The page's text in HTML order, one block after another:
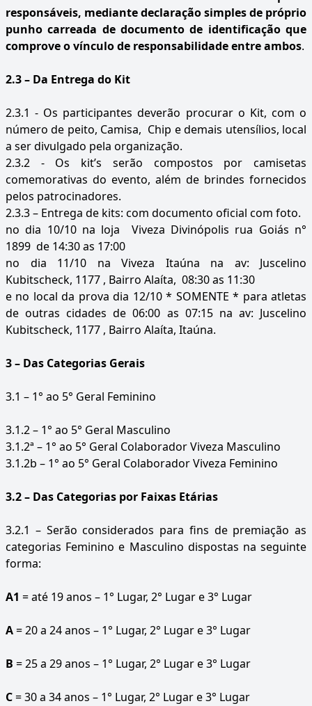
responsáveis, mediante declaração simples de próprio
punho carreada de documento de identificação que
comprove o vínculo de responsabilidade entre ambos.
2.3 – Da Entrega do Kit
2.3.1 - Os participantes deverão procurar o Kit, com o
número de peito, Camisa, Chip e demais utensílios, local
a ser divulgado pela organização.
2.3.2 - Os kit’s serão compostos por camisetas
comemorativas do evento, além de brindes fornecidos
pelos patrocinadores.
2.3.3 – Entrega de kits: com documento oficial com foto.
no dia 10/10 na loja Viveza Divinópolis rua Goiás n°
1899 de 14:30 as 17:00
no dia 11/10 na Viveza Itaúna na av: Juscelino
Kubitscheck, 1177 , Bairro Alaíta, 08:30 as 11:30
e no local da prova dia 12/10 * SOMENTE * para atletas
de outras cidades de 06:00 as 07:15 na av: Juscelino
Kubitscheck, 1177 , Bairro Alaíta, Itaúna.
3 – Das Categorias Gerais
3.1 – 1° ao 5° Geral Feminino
3.1.2 – 1° ao 5° Geral Masculino
3.1.2ª – 1° ao 5° Geral Colaborador Viveza Masculino
3.1.2b – 1° ao 5° Geral Colaborador Viveza Feminino
3.2 – Das Categorias por Faixas Etárias
3.2.1 – Serão considerados para fins de premiação as
categorias Feminino e Masculino dispostas na seguinte
forma:
A1 = até 19 anos – 1° Lugar, 2° Lugar e 3° Lugar
A= 20 a 24 anos – 1° Lugar, 2° Lugar e 3° Lugar
B = 25 a 29 anos – 1° Lugar, 2° Lugar e 3° Lugar
C= 30 a 34 anos – 1° Lugar, 2° Lugar e 3° Lugar